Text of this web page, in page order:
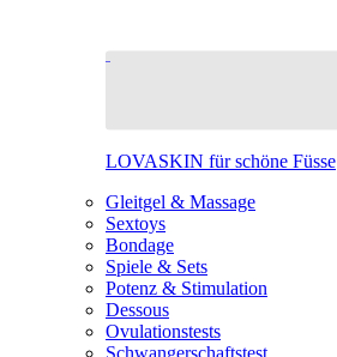
LOVASKIN für schöne Füsse
Gleitgel & Massage
Sextoys
Bondage
Spiele & Sets
Potenz & Stimulation
Dessous
Ovulationstests
Schwangerschaftstest